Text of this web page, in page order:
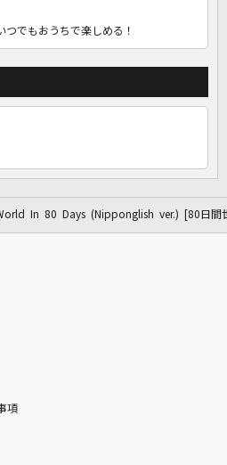
つでもおうちで楽しめる！
In 80 Days (Nipponglish ver.) [80日間
項